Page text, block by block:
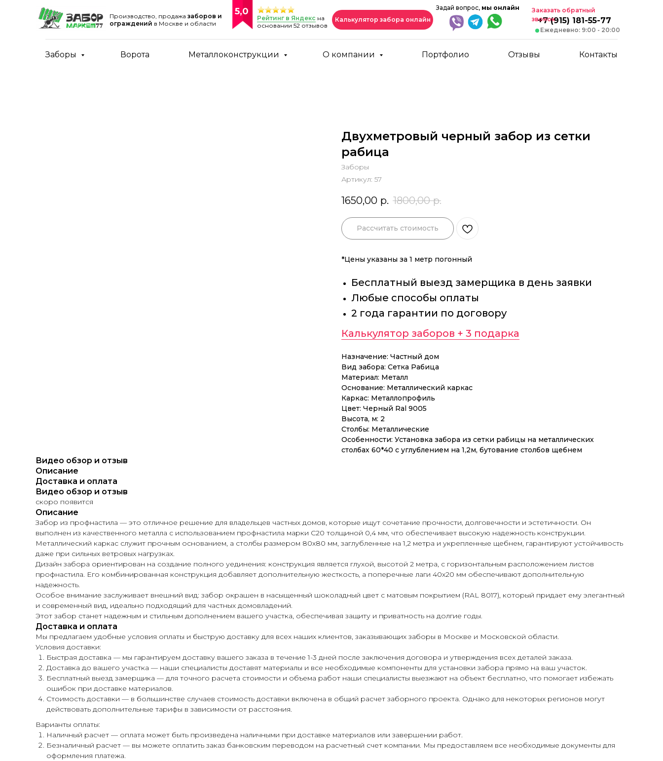
+7 (915) 181-55-77
Заказать обратный
звонок
Калькулятор забора онлайн
Ежедневно: 9:00 - 20:00
Задай вопрос, мы онлайн
Производство, продажа заборов и
ограждений в Москве и области
5,0
Рейтинг в Яндекс на
основании 52 отзывов
Заборы Ворота Металлоконструкции О компании Портфолио Отзывы Контакты
Двухметровый черный забор из сетки
рабица
Заборы
Артикул: 57
1650,00 р. 1800,00 р.
Рассчитать стоимость
*Цены указаны за 1 метр погонный
Бесплатный выезд замерщика в день заявки
Любые способы оплаты
2 года гарантии по договору
Калькулятор заборов + 3 подарка
Назначение: Частный дом
Вид забора: Сетка Рабица
Материал: Металл
Основание: Металлический каркас
Каркас: Металлопрофиль
Цвет: Черный Ral 9005
Высота, м: 2
Столбы: Металлические
Особенности: Установка забора из сетки рабицы на металлических
столбах 60*40 с углублением на 1,2м, бутование столбов щебнем
Видео обзор и отзыв
Описание
Доставка и оплата
Видео обзор и отзыв
скоро появится
Описание
Забор из профнастила — это отличное решение для владельцев частных домов, которые ищут сочетание прочности, долговечности и эстетичности. Он
выполнен из качественного металла с использованием профнастила марки С20 толщиной 0,4 мм, что обеспечивает высокую надежность конструкции.
Металлический каркас служит прочным основанием, а столбы размером 80х80 мм, заглубленные на 1,2 метра и укрепленные щебнем, гарантируют устойчивость
даже при сильных ветровых нагрузках.
Дизайн забора ориентирован на создание полного уединения: конструкция является глухой, высотой 2 метра, с горизонтальным расположением листов
профнастила. Его комбинированная конструкция добавляет дополнительную жесткость, а поперечные лаги 40х20 мм обеспечивают дополнительную
надежность.
Особое внимание заслуживает внешний вид: забор окрашен в насыщенный шоколадный цвет с матовым покрытием (RAL 8017), который придает ему элегантный
и современный вид, идеально подходящий для частных домовладений.
Этот забор станет надежным и стильным дополнением вашего участка, обеспечивая защиту и приватность на долгие годы.
Доставка и оплата
Мы предлагаем удобные условия оплаты и быструю доставку для всех наших клиентов, заказывающих заборы в Москве и Московской области.
Условия доставки:
Быстрая доставка — мы гарантируем доставку вашего заказа в течение 1-3 дней после заключения договора и утверждения всех деталей заказа.
Доставка до вашего участка — наши специалисты доставят материалы и все необходимые компоненты для установки забора прямо на ваш участок.
Бесплатный выезд замерщика — для точного расчета стоимости и объема работ наши специалисты выезжают на объект бесплатно, что помогает избежать
ошибок при доставке материалов.
Стоимость доставки — в большинстве случаев стоимость доставки включена в общий расчет заборного проекта. Однако для некоторых регионов могут
действовать дополнительные тарифы в зависимости от расстояния.
Варианты оплаты:
Наличный расчет — оплата может быть произведена наличными при доставке материалов или завершении работ.
Безналичный расчет — вы можете оплатить заказ банковским переводом на расчетный счет компании. Мы предоставляем все необходимые документы для
оформления платежа.